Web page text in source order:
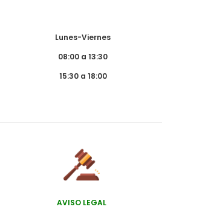
Lunes-Viernes
08:00 a 13:30
15:30 a 18:00
AVISO LEGAL